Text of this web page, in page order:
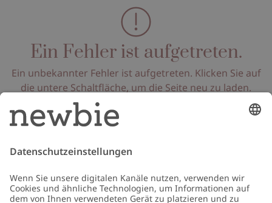
Ein Fehler ist aufgetreten.
Ein unbekannter Fehler ist aufgetreten. Klicken Sie auf
die untere Schaltfläche, um die Seite neu zu laden.
Seite neu laden